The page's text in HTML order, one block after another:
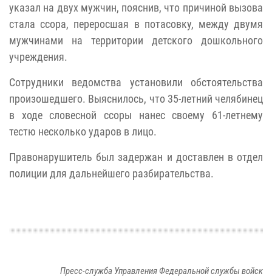
указал на двух мужчин, пояснив, что причиной вызова
стала ссора, переросшая в потасовку, между двумя
мужчинами на территории детского дошкольного
учреждения.
Сотрудники ведомства установили обстоятельства
произошедшего. Выяснилось, что 35-летний челябинец
в ходе словесной ссоры нанес своему 61-летнему
тестю несколько ударов в лицо.
Правонарушитель был задержан и доставлен в отдел
полиции для дальнейшего разбирательства.
Пресс-служба Управления Федеральной службы войск